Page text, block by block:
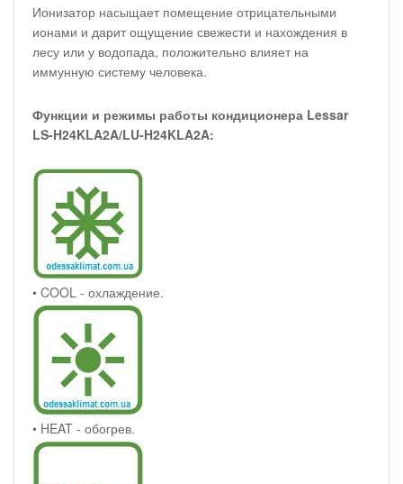
Ионизатор насыщает помещение отрицательными
ионами и дарит ощущение свежести и нахождения в
лесу или у водопада, положительно влияет на
иммунную систему человека.
Функции и режимы работы кондиционера Lessar
LS-H24KLA2A/LU-H24KLA2A:
• COOL - охлаждение.
• HEAT - обогрев.